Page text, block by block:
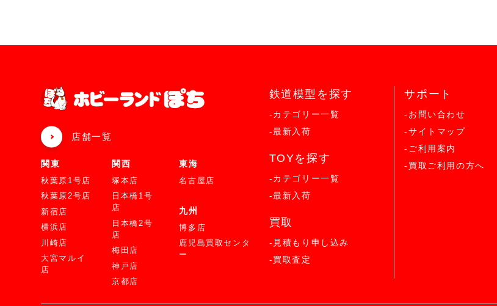
店舗一覧
関東
秋葉原1号店
秋葉原2号店
新宿店
横浜店
川崎店
大宮マルイ
店
関西
塚本店
日本橋1号
店
日本橋2号
店
梅田店
神戸店
京都店
東海
名古屋店
九州
博多店
鹿児島買取センタ
ー
鉄道模型を探す
-カテゴリー一覧
-最新入荷
TOYを探す
-カテゴリー一覧
-最新入荷
買取
-見積もり申し込み
-買取査定
サポート
-お問い合わせ
-サイトマップ
-ご利用案内
-買取ご利用の方へ